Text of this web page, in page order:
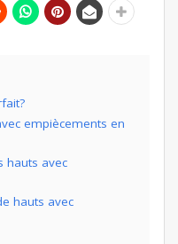
empiècements en
hauts avec
hauts avec